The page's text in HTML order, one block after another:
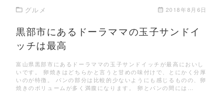
グルメ 2018年8月6日
黒部市にあるドーラママの玉子サンドイ
ッチは最高
富山県黒部市にあるドーラママの玉子サンドイッチが最高においし
いです。 卵焼きはどちらかと言うと甘めの味付けで、とにかく分厚
いのが特徴。 パンの部分は比較的少ないようにも感じるものの、卵
焼きのボリュームが多く満腹になります。 卵とパンの間には…